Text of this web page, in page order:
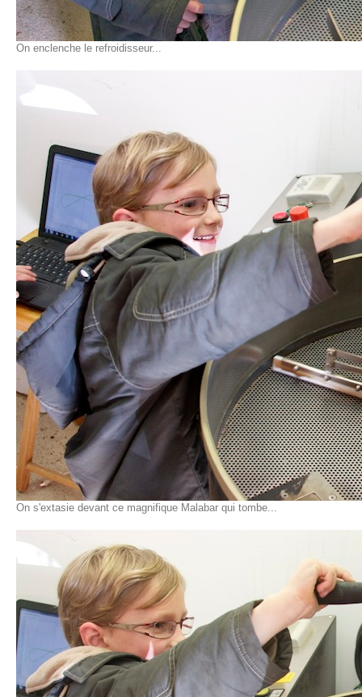
On enclenche le refroidisseur...
On s'extasie devant ce magnifique Malabar qui tombe...